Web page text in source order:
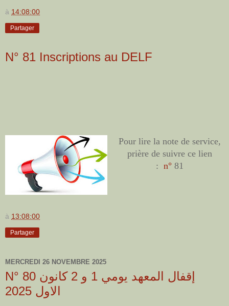
à 14:08:00
Partager
N° 81 Inscriptions au DELF
Pour lire la note de service,
prière de suivre ce lien
: n° 81
à 13:08:00
Partager
MERCREDI 26 NOVEMBRE 2025
N° 80 إقفال المعهد يومي 1 و 2 كانون
الاول 2025